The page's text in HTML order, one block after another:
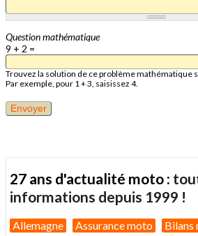
Question mathématique
9 + 2 =
Trouvez la solution de ce problème mathématique
Par exemple, pour 1 + 3, saisissez 4.
27 ans d'actualité moto :
informations depuis 1999 !
Allemagne Assurance moto Bilans